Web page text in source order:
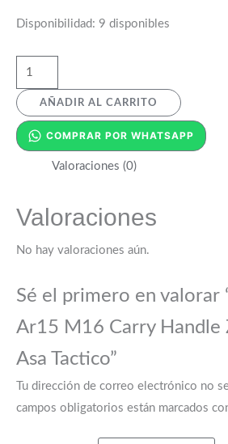
Disponibilidad: 9 disponibles
AÑADIR AL CARRITO
COMPRAR POR WHATSAPP
Valoraciones (0)
Valoraciones
No hay valoraciones aún.
Sé el primero en valorar
Ar15 M16 Carry Handle
Asa Tactico”
Tu dirección de correo electrónico no
campos obligatorios están marcados